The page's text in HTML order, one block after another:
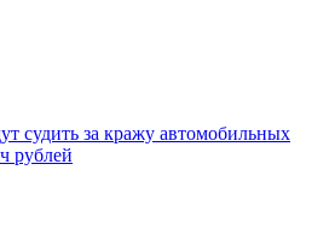
судить за кражу автомобильных
рублей